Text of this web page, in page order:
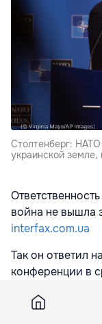
Столтенберг:
украинской земле,
война не вышла
interfax.com.ua
Так он ответил
конференции в